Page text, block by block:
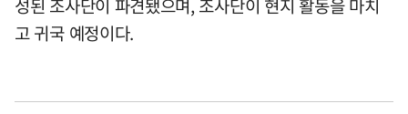
성된 조사단이 파견됐으며, 조사단이 현지 활동을 마치
고 귀국 예정이다.